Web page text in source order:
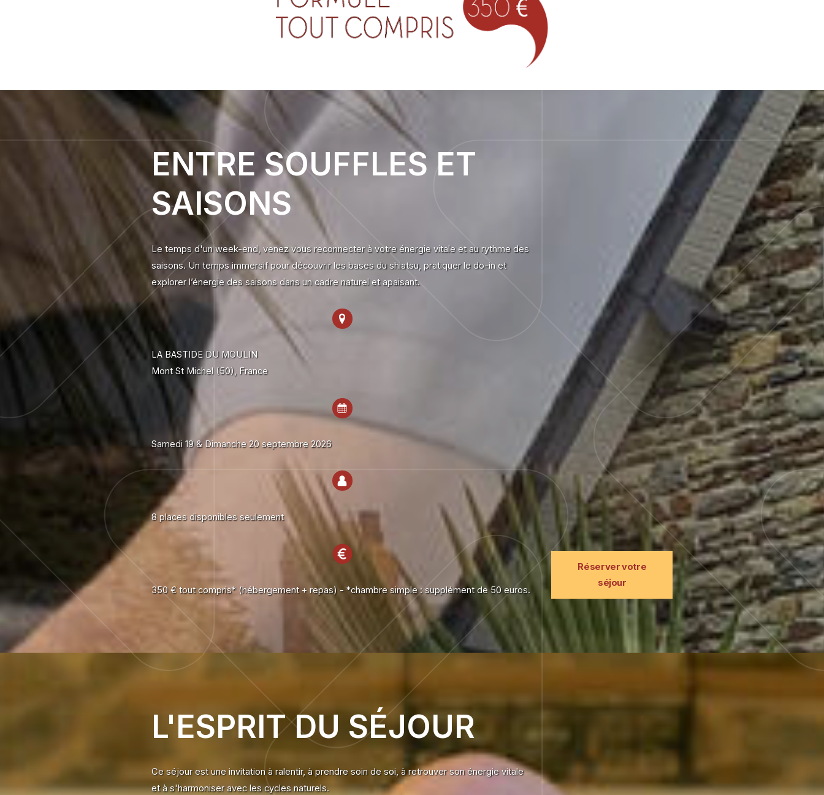
ENTRE SOUFFLES ET
SAISONS
Le temps d'un week-end, venez vous reconnecter à votre énergie vitale et au rythme des
saisons. Un temps immersif pour découvrir les bases du shiatsu, pratiquer le do-in et
explorer l’énergie des saisons dans un cadre naturel et apaisant.
LA BASTIDE DU MOULIN
Mont St Michel (50), France
Samedi 19 & Dimanche 20 septembre 2026
8 places disponibles seulement
350 € tout compris* (hébergement + repas) - *chambre simple : supplément de 50 euros.
Réserver votre
séjour
L'ESPRIT DU SÉJOUR
Ce séjour est une invitation à ralentir, à prendre soin de soi, à retrouver son énergie vitale
et à s'harmoniser avec les cycles naturels.